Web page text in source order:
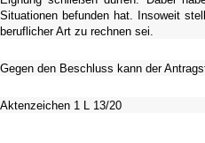
Situationen befunden hat. Insoweit
beruflicher Art zu rechnen sei.
Gegen den Beschluss kann der
Aktenzeichen 1 L 13/20